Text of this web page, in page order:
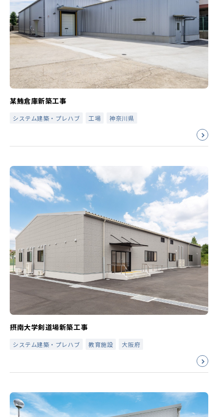
某鮪倉庫新築工事
システム建築・プレハブ 工場 神奈川県
摂南大学剣道場新築工事
システム建築・プレハブ 教育施設 大阪府